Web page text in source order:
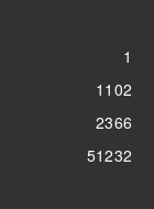
1
1102
2366
51232